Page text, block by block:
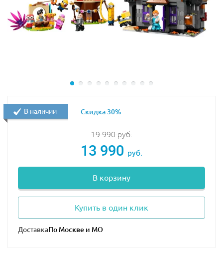
портретами Хогвартса
В набор входят 6 минифигурок: Гарри Поттер, Невилл
Лонгботтом, Драко Малфой, профессор Макгонагалл,
легендарного Хогвартса вместе с конструктором LEGO
Размер модели в собранном виде составляет
19 990руб.
13 990 руб.
В корзину
Купить в один клик
Доставка
В наличии Скидка 30%